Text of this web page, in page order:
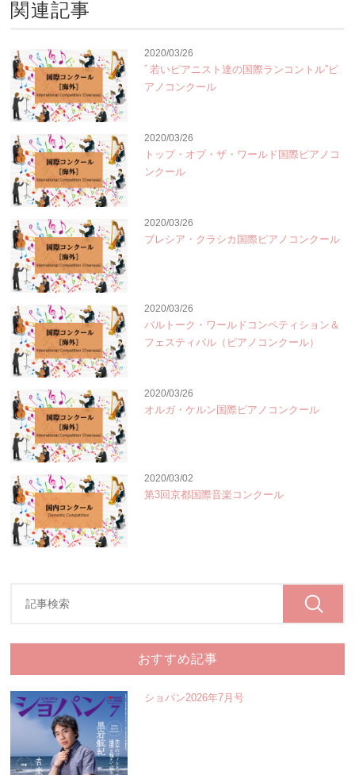
関連記事
2020/03/26
ﾞ若いピアニスト達の国際ランコントル”ピ
アノコンクール
2020/03/26
トップ・オブ・ザ・ワールド国際ピアノコ
ンクール
2020/03/26
ブレシア・クラシカ国際ピアノコンクール
2020/03/26
バルトーク・ワールドコンペティション＆
フェスティバル（ピアノコンクール）
2020/03/26
オルガ・ケルン国際ピアノコンクール
2020/03/02
第3回京都国際音楽コンクール
おすすめ記事
ショパン2026年7月号